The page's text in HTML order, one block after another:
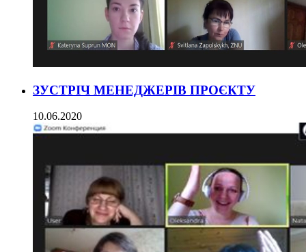
ЗУСТРІЧ МЕНЕДЖЕРІВ ПРОЄКТУ
10.06.2020